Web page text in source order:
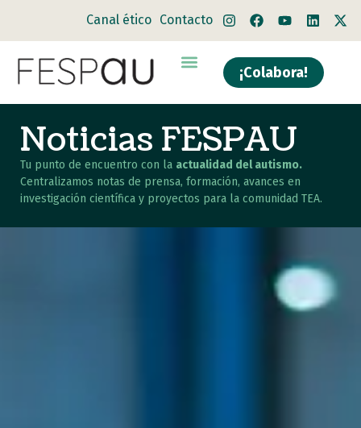
Canal ético Contacto
¡Colabora!
Noticias FESPAU
Tu punto de encuentro con la actualidad del autismo.
Centralizamos notas de prensa, formación, avances en
investigación científica y proyectos para la comunidad TEA.